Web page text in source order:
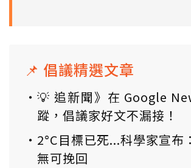
📌 倡議精選文章
💡 追新聞》在 Google
蹤，倡議家好文不漏接！
2°C目標已死...科學家宣布
無可挽回